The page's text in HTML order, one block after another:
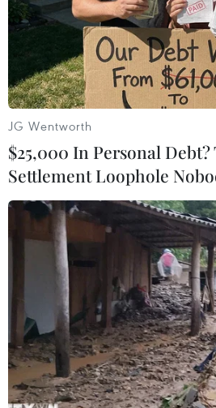
#Chứng khoán châu Á #Giá dầu
#Chứng khoán Hong Kong
#sản
#dầu dự trữ
Hàn Quốc
Theo dõi VietnamPlus
TIN LIÊN QUAN
JG Wentworth
$25,000 In Personal Debt?
Settlement Loophole